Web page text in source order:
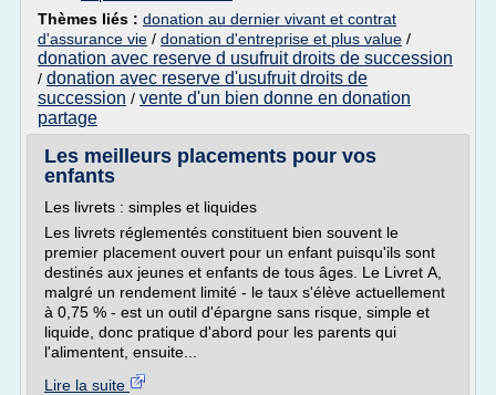
Thèmes liés : donation au dernier vivant et contrat
d'assurance vie / donation d'entreprise et plus value /
donation avec reserve d usufruit droits de succession
/ donation avec reserve d'usufruit droits de
succession / vente d'un bien donne en donation
partage
Les meilleurs placements pour vos
enfants
Les livrets : simples et liquides
Les livrets réglementés constituent bien souvent le
premier placement ouvert pour un enfant puisqu'ils sont
destinés aux jeunes et enfants de tous âges. Le Livret A,
malgré un rendement limité - le taux s'élève actuellement
à 0,75 % - est un outil d'épargne sans risque, simple et
liquide, donc pratique d'abord pour les parents qui
l'alimentent, ensuite...
Lire la suite